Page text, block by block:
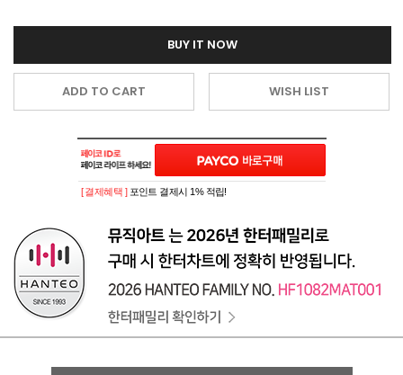
BUY IT NOW
ADD TO CART WISH LIST
[ 결제혜택 ] 포인트 결제시 1% 적립!